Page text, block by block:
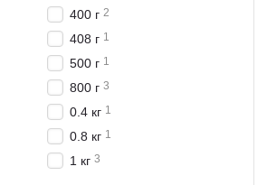
400 г 2
408 г 1
500 г 1
800 г 3
0.4 кг 1
0.8 кг 1
1 кг 3